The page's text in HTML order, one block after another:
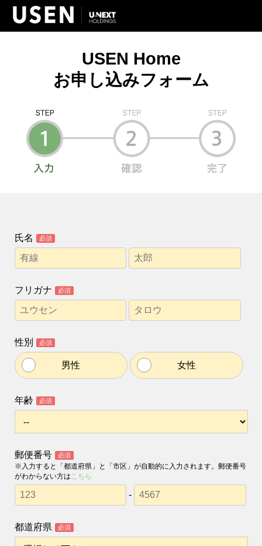
USEN Home
お申し込みフォーム
氏名 必須
フリガナ 必須
性別 必須
男性 女性
年齢 必須
郵便番号 必須
※入力すると「都道府県」と「市区」が自動的に入力されます。郵便番号
がわからない方は こちら
-
都道府県 必須